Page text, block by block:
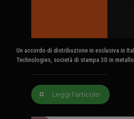
Un accordo di distribuzione in esclusiva in
Technologies, società di stampa 3D in metallo
Leggi l'articolo